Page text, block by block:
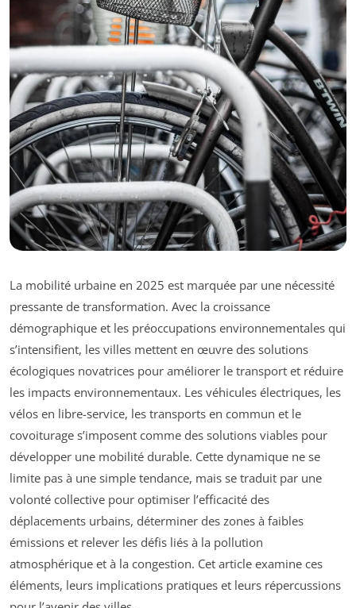
La mobilité urbaine en 2025 est marquée par une nécessité
pressante de transformation. Avec la croissance
démographique et les préoccupations environnementales qui
s’intensifient, les villes mettent en œuvre des solutions
écologiques novatrices pour améliorer le transport et réduire
les impacts environnementaux. Les véhicules électriques, les
vélos en libre-service, les transports en commun et le
covoiturage s’imposent comme des solutions viables pour
développer une mobilité durable. Cette dynamique ne se
limite pas à une simple tendance, mais se traduit par une
volonté collective pour optimiser l’efficacité des
déplacements urbains, déterminer des zones à faibles
émissions et relever les défis liés à la pollution
atmosphérique et à la congestion. Cet article examine ces
éléments, leurs implications pratiques et leurs répercussions